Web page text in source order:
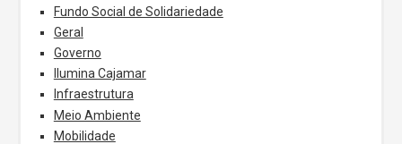
Fundo Social de Solidariedade
Geral
Governo
Ilumina Cajamar
Infraestrutura
Meio Ambiente
Mobilidade